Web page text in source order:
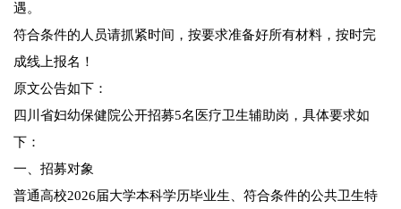
遇。
符合条件的人员请抓紧时间，按要求准备好所有材料，按时完
成线上报名！
原文公告如下：
四川省妇幼保健院公开招募5名医疗卫生辅助岗，具体要求如
下：
一、招募对象
普通高校2026届大学本科学历毕业生、符合条件的公共卫生特